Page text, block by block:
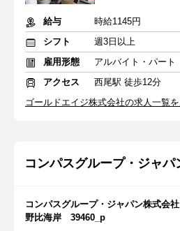
給与
時給1145円
シフト
週3日以上
雇用形態
アルバイト・パート
アクセス
西尾駅 徒歩12分
ゴールドエイジ株式会社の求人一覧
コンパスグループ・ジャパ
コンパスグループ・ジャパン株式会
野比海岸 39460_p